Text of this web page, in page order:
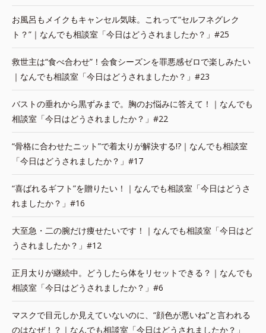
お風呂もメイクもキャンセル気味。これって“セルフネグレク
ト？”｜なんでも相談室「今日はどうされましたか？」#25
救世主は“食べ合わせ”！会食シーズンを罪悪感ゼロで楽しみたい
｜なんでも相談室「今日はどうされましたか？」#23
バストの垂れから黒ずみまで。胸のお悩みに答えて！｜なんでも
相談室「今日はどうされましたか？」#22
“骨格に合わせたニット”で着太りが解決する!?｜なんでも相談室
「今日はどうされましたか？」#17
“喜ばれるギフト”を贈りたい！｜なんでも相談室「今日はどうさ
れましたか？」#16
大至急・二の腕だけ痩せたいです！｜なんでも相談室「今日はど
うされましたか？」#12
正月太りが継続中。どうしたら体をリセットできる？｜なんでも
相談室「今日はどうされましたか？」#6
マスクで目元しか見えていないのに、“顔色が悪いね”と言われる
のはなぜ！？｜なんでも相談室「今日はどうされましたか？」